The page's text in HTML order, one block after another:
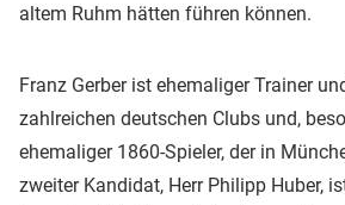
altem Ruhm hätten führen können.
Franz Gerber ist ehemaliger Trainer
zahlreichen deutschen Clubs und,
ehemaliger 1860-Spieler, der in
zweiter Kandidat, Herr Philipp Huber,